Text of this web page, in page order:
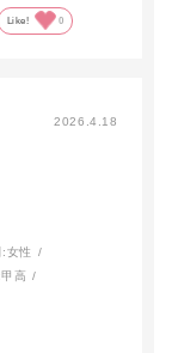
入して良かっ
Like! 0
2026.4.18
女性
甲高